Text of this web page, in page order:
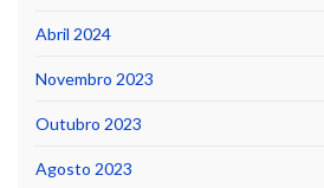
Abril 2024
Novembro 2023
Outubro 2023
Agosto 2023